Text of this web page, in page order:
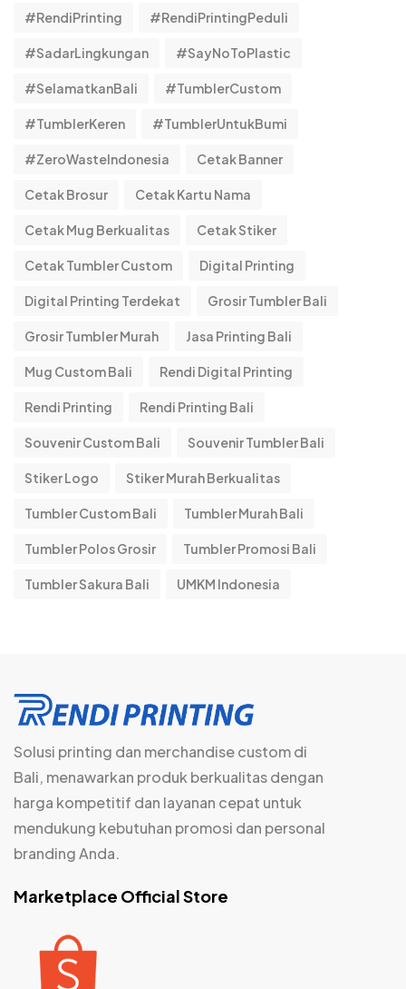
#RendiPrinting #RendiPrintingPeduli
#SadarLingkungan #SayNoToPlastic
#SelamatkanBali #TumblerCustom
#TumblerKeren #TumblerUntukBumi
#ZeroWasteIndonesia Cetak Banner
Cetak Brosur Cetak Kartu Nama
Cetak Mug Berkualitas Cetak Stiker
Cetak Tumbler Custom Digital Printing
Digital Printing Terdekat Grosir Tumbler Bali
Grosir Tumbler Murah Jasa Printing Bali
Mug Custom Bali Rendi Digital Printing
Rendi Printing Rendi Printing Bali
Souvenir Custom Bali Souvenir Tumbler Bali
Stiker Logo Stiker Murah Berkualitas
Tumbler Custom Bali Tumbler Murah Bali
Tumbler Polos Grosir Tumbler Promosi Bali
Tumbler Sakura Bali UMKM Indonesia
Solusi printing dan merchandise custom di
Bali, menawarkan produk berkualitas dengan
harga kompetitif dan layanan cepat untuk
mendukung kebutuhan promosi dan personal
branding Anda.
Marketplace Official Store